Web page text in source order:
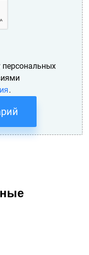
персональных
.